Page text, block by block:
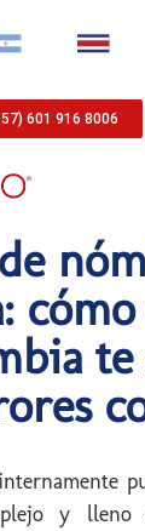
601 916 8006
te
y lleno